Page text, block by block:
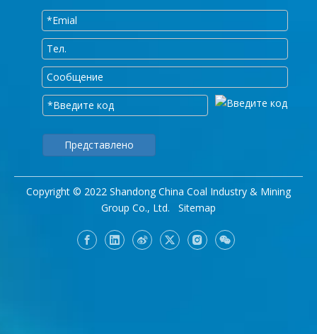
Представлено
Copyright © 2022 Shandong China Coal Industry & Mining
Group Co., Ltd. Sitemap